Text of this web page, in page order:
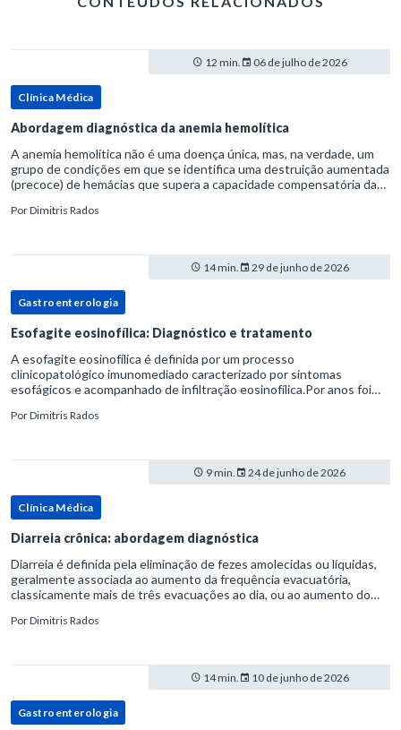
12 min. 06 de julho de 2026
Clínica Médica
Abordagem diagnóstica da anemia hemolítica
A anemia hemolítica não é uma doença única, mas, na verdade, um
grupo de condições em que se identifica uma destruição aumentada
(precoce) de hemácias que supera a capacidade compensatória da
PorDimitris Rados
14 min. 29 de junho de 2026
Gastroenterologia
Esofagite eosinofílica: Diagnóstico e tratamento
A esofagite eosinofílica é definida por um processo
clinicopatológico imunomediado caracterizado por sintomas
esofágicos e acompanhado de infiltração eosinofílica.Por anos foi
refluxo gastr
PorDimitris Rados
9 min. 24 de junho de 2026
Clínica Médica
Diarreia crônica: abordagem diagnóstica
Diarreia é definida pela eliminação de fezes amolecidas ou líquidas,
geralmente associada ao aumento da frequência evacuatória,
classicamente mais de três evacuações ao dia, ou ao aumento do
PorDimitris Rados
14 min. 10 de junho de 2026
Gastroenterologia